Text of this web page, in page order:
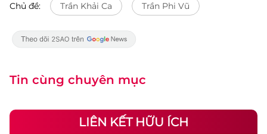
Chủ đề: Trần Khải Ca Trần Phi Vũ
Tin cùng chuyên mục
LIÊN KẾT HỮU ÍCH